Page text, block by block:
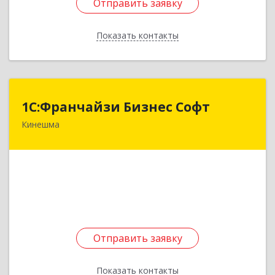
Отправить заявку
Показать контакты
Отправить заявку
Назад
1С:Франчайзи Бизнес Софт
Кинешма
Отправить заявку
Показать контакты
1С:Франчайзи Бизнес Софт
155800, Ивановская обл, Кинешма г, Жуковская
Отправить заявку
Назад